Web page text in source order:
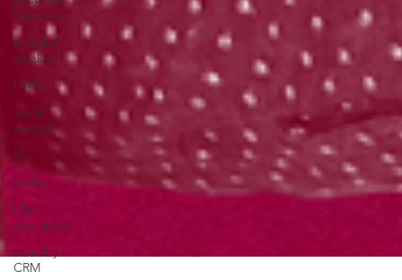
humanos
monday
sidekick
ITMS
salud
mental
IA
Evolve
Plan
enterprise
monday
CRM